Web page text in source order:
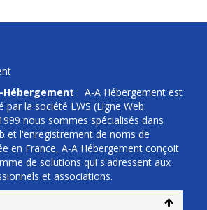
Hébergement : A-A Hébergement est
par la société LWS (Ligne Web
nous sommes spécialisés dans
et l'enregistrement de noms de
en France, A-A Hébergement conçoit
de solutions qui s'adressent aux
et associations.